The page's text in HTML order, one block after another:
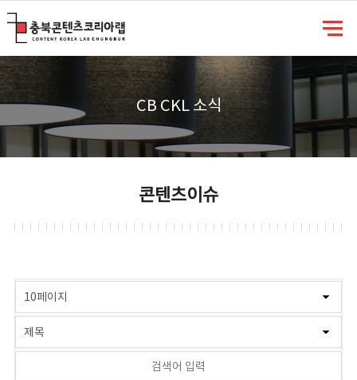
CB CKL 소식
콘텐츠이슈